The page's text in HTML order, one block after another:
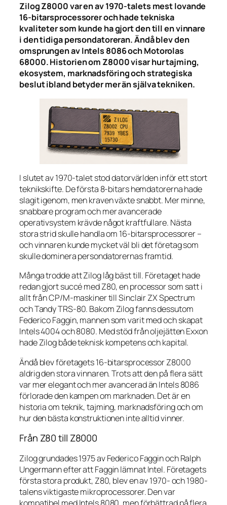
Zilog Z8000 var en av 1970-talets mest lovande
16-bitarsprocessorer och hade tekniska
kvaliteter som kunde ha gjort den till en vinnare
i den tidiga persondatoreran. Ändå blev den
omsprungen av Intels 8086 och Motorolas
68000. Historien om Z8000 visar hur tajming,
ekosystem, marknadsföring och strategiska
beslut ibland betyder mer än själva tekniken.
I slutet av 1970-talet stod datorvärlden inför ett stort
teknikskifte. De första 8-bitars hemdatorerna hade
slagit igenom, men kraven växte snabbt. Mer minne,
snabbare program och mer avancerade
operativsystem krävde något kraftfullare. Nästa
stora strid skulle handla om 16-bitarsprocessorer –
och vinnaren kunde mycket väl bli det företag som
skulle dominera persondatorernas framtid.
Många trodde att Zilog låg bäst till. Företaget hade
redan gjort succé med Z80, en processor som satt i
allt från CP/M-maskiner till Sinclair ZX Spectrum
och Tandy TRS-80. Bakom Zilog fanns dessutom
Federico Faggin, mannen som varit med och skapat
Intels 4004 och 8080. Med stöd från oljejätten Exxon
hade Zilog både teknisk kompetens och kapital.
Ändå blev företagets 16-bitarsprocessor Z8000
aldrig den stora vinnaren. Trots att den på flera sätt
var mer elegant och mer avancerad än Intels 8086
förlorade den kampen om marknaden. Det är en
historia om teknik, tajming, marknadsföring och om
hur den bästa konstruktionen inte alltid vinner.
Från Z80 till Z8000
Zilog grundades 1975 av Federico Faggin och Ralph
Ungermann efter att Faggin lämnat Intel. Företagets
första stora produkt, Z80, blev en av 1970- och 1980-
talens viktigaste mikroprocessorer. Den var